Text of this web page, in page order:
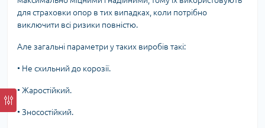
для страховки опор в тих випадках, коли потрібно
виключити всі ризики повністю.
Але загальні параметри у таких виробів такі:
• Не схильний до корозії.
•Жаростійкий.
•Зносостійкий.